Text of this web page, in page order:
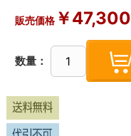
販売価格￥47,300
数量：